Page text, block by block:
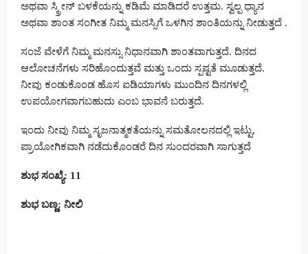
ಅಥವಾ ಸ್ಕ್ರೀನ್ ಬಳಕೆಯನ್ನು ಕಡಿಮೆ ಮಾಡಿದರೆ ಉತ್ತಮ. ಸ್ವಲ್ಪ ಧ್ಯಾನ
ಅಥವಾ ಶಾಂತ ಸಂಗೀತ ನಿಮ್ಮ ಮನಸ್ಸಿಗೆ ಒಳಗಿನ ಶಾಂತಿಯನ್ನು ನೀಡುತ್ತದೆ .
ಸಂಜೆ ವೇಳೆಗೆ ನಿಮ್ಮ ಮನಸ್ಸು ನಿಧಾನವಾಗಿ ಶಾಂತವಾಗುತ್ತದೆ. ದಿನದ
ಆಲೋಚನೆಗಳು ಸರಿಹೊಂದುತ್ತವೆ ಮತ್ತು ಒಂದು ಸ್ಪಷ್ಟತೆ ಮೂಡುತ್ತದೆ.
ನೀವು ಕಂಡುಕೊಂಡ ಹೊಸ ಐಡಿಯಾಗಳು ಮುಂದಿನ ದಿನಗಳಲ್ಲಿ
ಉಪಯೋಗವಾಗಬಹುದು ಎಂಬ ಭಾವನೆ ಬರುತ್ತದೆ.
ಇಂದು ನೀವು ನಿಮ್ಮ ಸೃಜನಾತ್ಮಕತೆಯನ್ನು ಸಮತೋಲನದಲ್ಲಿ ಇಟ್ಟು,
ಪ್ರಾಯೋಗಿಕವಾಗಿ ನಡೆದುಕೊಂಡರೆ ದಿನ ಸುಂದರವಾಗಿ ಸಾಗುತ್ತದೆ
ಶುಭ ಸಂಖ್ಯೆ: 11
ಶುಭ ಬಣ್ಣ: ನೀಲಿ